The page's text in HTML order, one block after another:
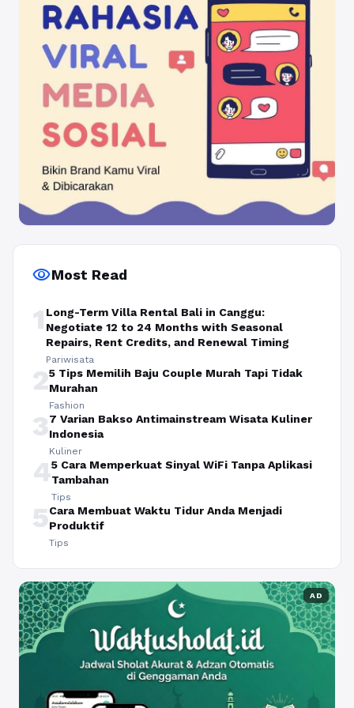
visibilityMost Read
1 Long-Term Villa Rental Bali in Canggu:
Negotiate 12 to 24 Months with Seasonal
Repairs, Rent Credits, and Renewal Timing
Pariwisata
25 Tips Memilih Baju Couple Murah Tapi Tidak
Murahan
Fashion
37 Varian Bakso Antimainstream Wisata Kuliner
Indonesia
Kuliner
45 Cara Memperkuat Sinyal WiFi Tanpa Aplikasi
Tambahan
Tips
5Cara Membuat Waktu Tidur Anda Menjadi
Produktif
Tips
AD